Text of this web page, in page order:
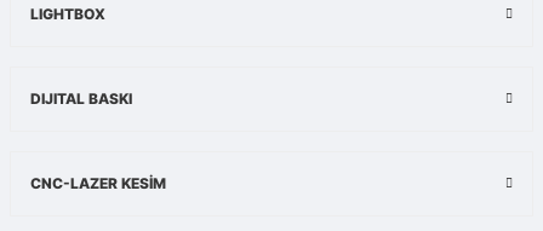
LIGHTBOX
DIJITAL BASKI
CNC-LAZER KESİM